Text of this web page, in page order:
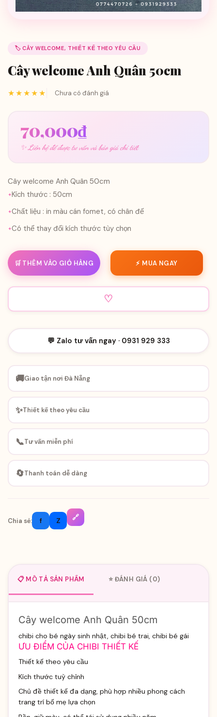
🏷️ CÂY WELCOME, THIẾT KẾ THEO YÊU CẦU
Cây welcome Anh Quân 50cm
★★★★★ Chưa có đánh giá
70,000₫
✨ Liên hệ để được tư vấn và báo giá chi tiết
Cây welcome Anh Quân 50cm
Kích thước : 50cm
Chất liệu : in màu cán fomet, có chân đế
Có thể thay đổi kích thước tùy chọn
🛒 THÊM VÀO GIỎ HÀNG ⚡ MUA NGAY
♡
💬 Zalo tư vấn ngay · 0931 929 333
🚚Giao tận nơi Đà Nẵng
✨Thiết kế theo yêu cầu
📞Tư vấn miễn phí
🔄Thanh toán dễ dàng
Chia sẻ: f Z 🔗
📋 MÔ TẢ SẢN PHẨM ⭐ ĐÁNH GIÁ (0)
Cây welcome Anh Quân 50cm
chibi cho bé ngày sinh nhật, chibi bé trai, chibi bé gái
ƯU ĐIỂM CỦA CHIBI THIẾT KẾ
Thiết kế theo yêu cầu
Kích thước tuỳ chỉnh
Chủ đề thiết kế đa dạng, phù hợp nhiều phong cách
trang trí bố mẹ lựa chọn